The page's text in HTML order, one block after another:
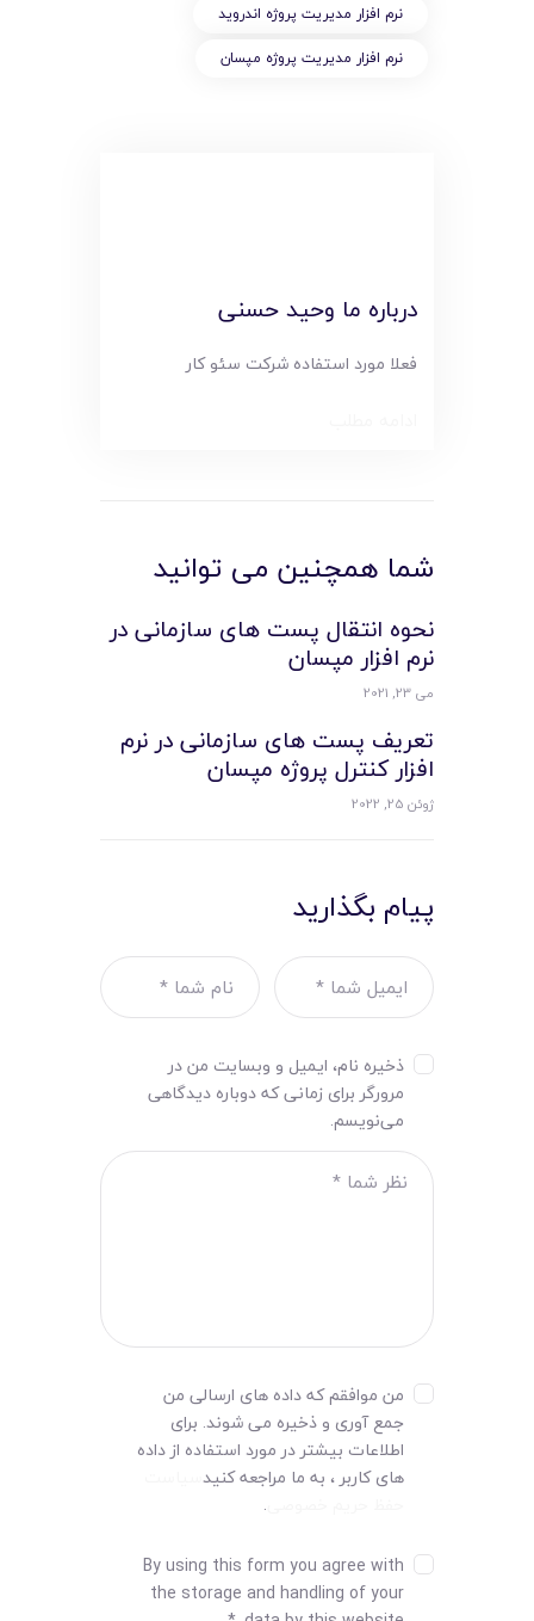
نرم افزار مديريت پروژه اندرويد
نرم افزار مديريت پروژه مپسان
درباره ما وحید حسنی
فعلا مورد استفاده شرکت سئو کار
شما همچنین می توانید
نحوه انتقال پست های سازمانی در
نرم افزار مپسان
می 23, 2021
تعریف پست های سازمانی در نرم
افزار کنترل پروژه مپسان
ژوئن 25, 2022
پیام بگذارید
ذخیره نام، ایمیل و وبسایت من در
مرورگر برای زمانی که دوباره دیدگاهی
می‌نویسم.
من موافقم که داده های ارسالی من
جمع آوری و ذخیره می شوند. برای
اطلاعات بیشتر در مورد استفاده از داده
های کاربر ، به ما مراجعه کنید
.
By using this form you agree with
the storage and handling of your